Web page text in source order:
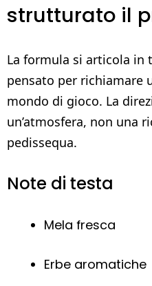
strutturato il
La formula si articola in
pensato per richiamare
mondo di gioco. La
un’atmosfera, non una
pedissequa.
Note di testa
Mela fresca
Erbe aromatiche